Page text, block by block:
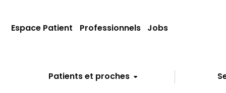
Patients et proches
Espace Patient Professionnels Jobs